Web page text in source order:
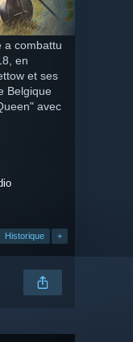
a combattu
en
et ses
Belgique
avec
Historique +